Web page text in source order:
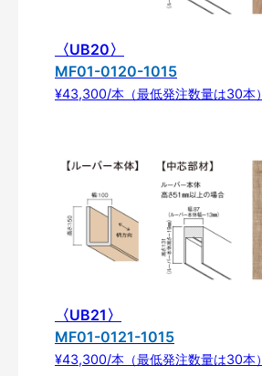
〈UB20〉
MF01-0120-1015
¥43,300/本（最低発注数量は30本）
〈UB21〉
MF01-0121-1015
¥43,300/本（最低発注数量は30本）